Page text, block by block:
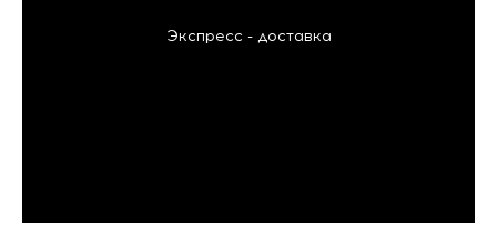
Экспресс - доставка